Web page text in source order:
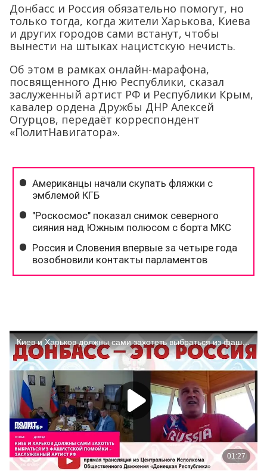
Донбасс и Россия обязательно помогут, но
только тогда, когда жители Харькова, Киева
и других городов сами встанут, чтобы
вынести на штыках нацистскую нечисть.
Об этом в рамках онлайн-марафона,
посвященного Дню Республики, сказал
заслуженный артист РФ и Республики Крым,
кавалер ордена Дружбы ДНР Алексей
Огурцов, передаёт корреспондент
«ПолитНавигатора».